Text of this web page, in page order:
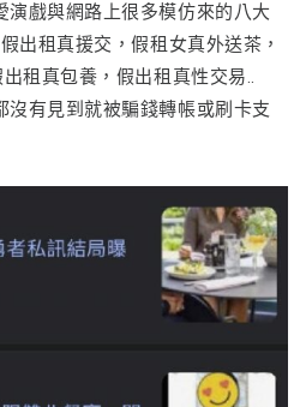
演戲與網路上很多模仿來的八大
出租真援交，假租女真外送茶，
租真包養，假出租真性交易..
沒有見到就被騙錢轉帳或刷卡支